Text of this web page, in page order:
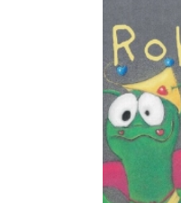
Argos Zorggroep
Bekijk de pagina